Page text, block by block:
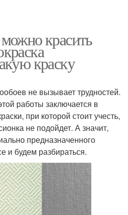
красить
краску
не вызывает трудностей.
работы заключается в
при которой стоит учесть,
не подойдет. А значит,
предназначенного
и будем разбираться.